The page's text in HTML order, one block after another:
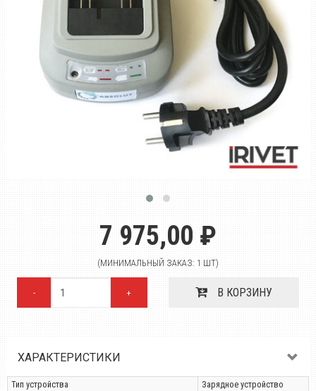
7 975,00 ₽
(МИНИМАЛЬНЫЙ ЗАКАЗ: 1 ШТ)
- + В КОРЗИНУ
ХАРАКТЕРИСТИКИ
Тип устройства
Зарядное устройство